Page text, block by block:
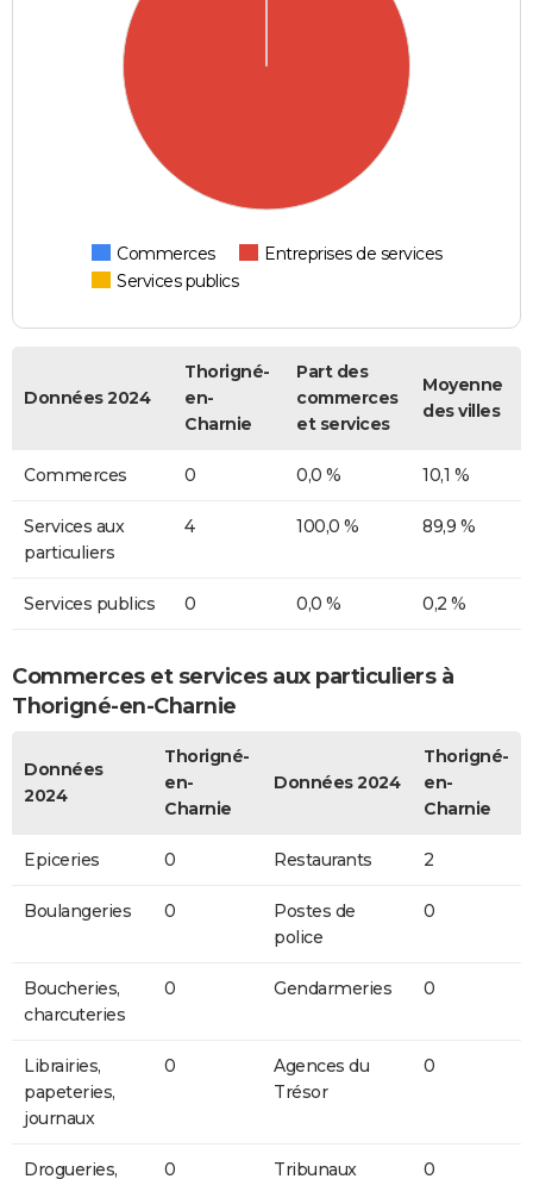
Commerces
Entreprises de services
Services publics
Données 2024
Thorigné-
en-
Charnie
Part des
commerces
et services
Moyenne
des villes
Commerces 0 0,0 % 10,1 %
Services aux
particuliers
4 100,0 % 89,9 %
Services publics 0 0,0 % 0,2 %
Commerces et services aux particuliers à
Thorigné-en-Charnie
Données
2024
Thorigné-
en-
Charnie
Données 2024
Thorigné-
en-
Charnie
Epiceries 0 Restaurants 2
Boulangeries 0
Postes de
police
0
Boucheries,
charcuteries
0 Gendarmeries 0
Librairies,
papeteries,
journaux
0
Agences du
Trésor
0
Drogueries, 0 Tribunaux 0